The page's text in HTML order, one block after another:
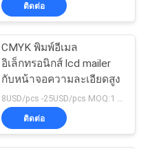
ดวิดีโอ
12
ติดต่อ
CMYK พิมพ์อีเมล
อิเล็กทรอนิกส์ lcd mailer
กับหน้าจอความละเอียดสูง
8USD/pcs -25USD/pcs MOQ:1 ชิ้น
ติดต่อ